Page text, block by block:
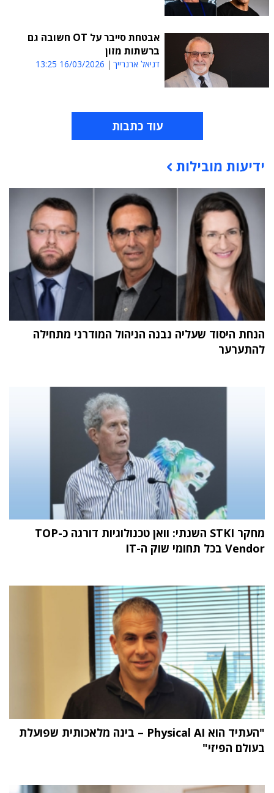
אבטחת סייבר על OT חשובה גם
ברשתות מזון
דניאל ארנרייך 16/03/2026 13:25
עוד כתבות
תוכן פרסומי
ידיעות מובילות
הנחת היסוד שעליה נבנה הניהול המודרני מתחילה
להתערער
מחקר STKI השנתי: וואן טכנולוגיות דורגה כ-TOP
Vendor בכל תחומי שוק ה-IT
"העתיד הוא Physical AI – בינה מלאכותית שפועלת
בעולם הפיזי"